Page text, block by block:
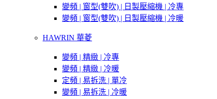
變頻 | 窗型(雙吹) | 日製壓縮機 | 冷專
變頻 | 窗型(雙吹) | 日製壓縮機 | 冷暖
HAWRIN 華菱
變頻 | 精緻 | 冷專
變頻 | 精緻 | 冷暖
定頻 | 易拆洗 | 單冷
變頻 | 易拆洗 | 冷暖